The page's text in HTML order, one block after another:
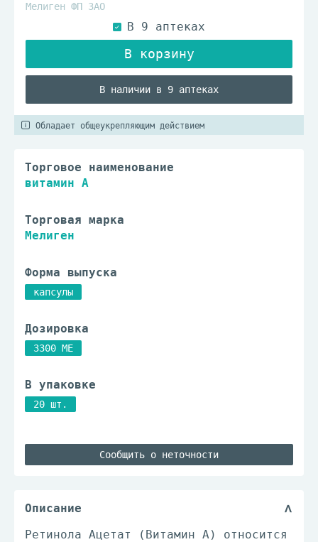
Мелиген ФП ЗАО
В наличии в 9 аптеках
Обладает общеукрепляющим действием
Торговое наименование
витамин А
Торговая марка
Мелиген
Форма выпуска
капсулы
Дозировка
3300 МЕ
В упаковке
20 шт.
Сообщить о неточности
Описание
Ретинола Ацетат (Витамин А) относится